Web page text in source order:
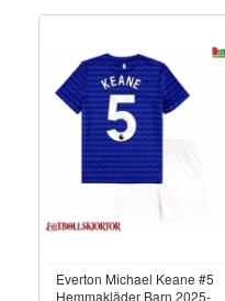
Everton Michael Keane #5
Hemmakläder Barn 2025-